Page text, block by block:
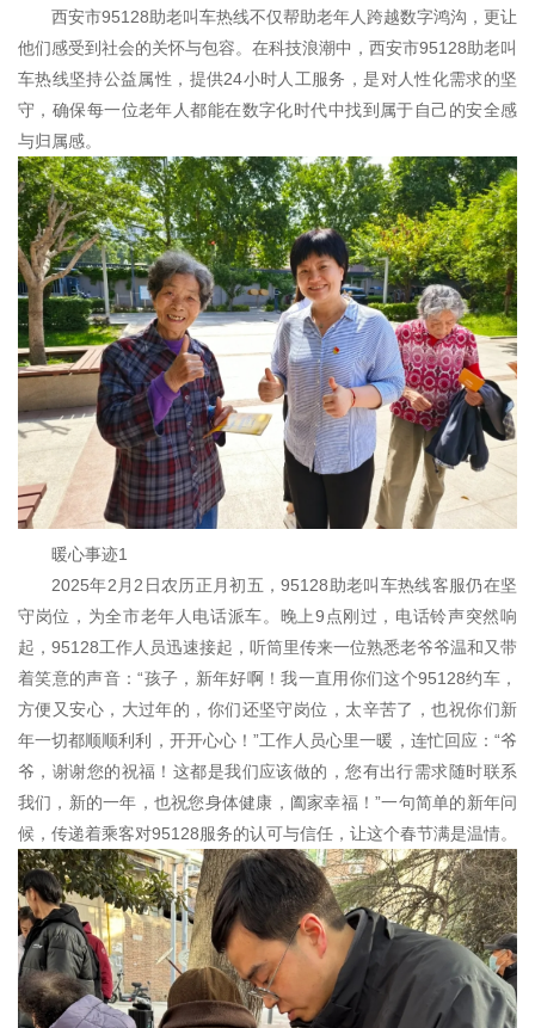
西安市95128助老叫车热线不仅帮助老年人跨越数字鸿沟，更让
他们感受到社会的关怀与包容。在科技浪潮中，西安市95128助老叫
车热线坚持公益属性，提供24小时人工服务，是对人性化需求的坚
守，确保每一位老年人都能在数字化时代中找到属于自己的安全感
与归属感。
暖心事迹1
2025年2月2日农历正月初五，95128助老叫车热线客服仍在坚
守岗位，为全市老年人电话派车。晚上9点刚过，电话铃声突然响
起，95128工作人员迅速接起，听筒里传来一位熟悉老爷爷温和又带
着笑意的声音：“孩子，新年好啊！我一直用你们这个95128约车，
方便又安心，大过年的，你们还坚守岗位，太辛苦了，也祝你们新
年一切都顺顺利利，开开心心！”工作人员心里一暖，连忙回应：“爷
爷，谢谢您的祝福！这都是我们应该做的，您有出行需求随时联系
我们，新的一年，也祝您身体健康，阖家幸福！”一句简单的新年问
候，传递着乘客对95128服务的认可与信任，让这个春节满是温情。